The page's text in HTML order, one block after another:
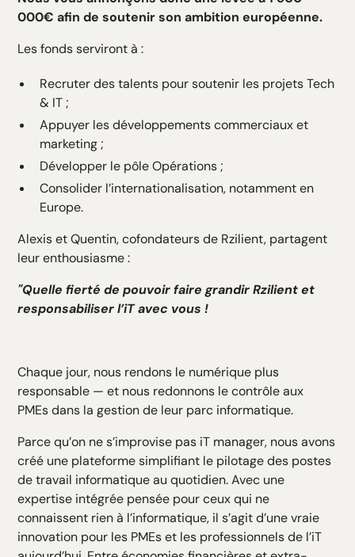
000€ afin de soutenir son ambition européenne.
Les fonds serviront à :
Recruter des talents pour soutenir les projets Tech
& IT ;
Appuyer les développements commerciaux et
marketing ;
Développer le pôle Opérations ;
Consolider l’internationalisation, notamment en
Europe.
Alexis et Quentin, cofondateurs de Rzilient, partagent
leur enthousiasme :
"Quelle fierté de pouvoir faire grandir Rzilient et
responsabiliser l’iT avec vous !
Chaque jour, nous rendons le numérique plus
responsable — et nous redonnons le contrôle aux
PMEs dans la gestion de leur parc informatique.
Parce qu’on ne s’improvise pas iT manager, nous avons
créé une plateforme simplifiant le pilotage des postes
de travail informatique au quotidien. Avec une
expertise intégrée pensée pour ceux qui ne
connaissent rien à l’informatique, il s’agit d’une vraie
innovation pour les PMEs et les professionnels de l’iT